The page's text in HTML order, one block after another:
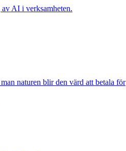
AI i verksamheten.
naturen blir den värd att betala för